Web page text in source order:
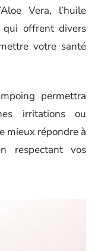
Vera, l’huile
qui offrent divers
votre santé
permettra
irritations ou
mieux répondre à
respectant vos